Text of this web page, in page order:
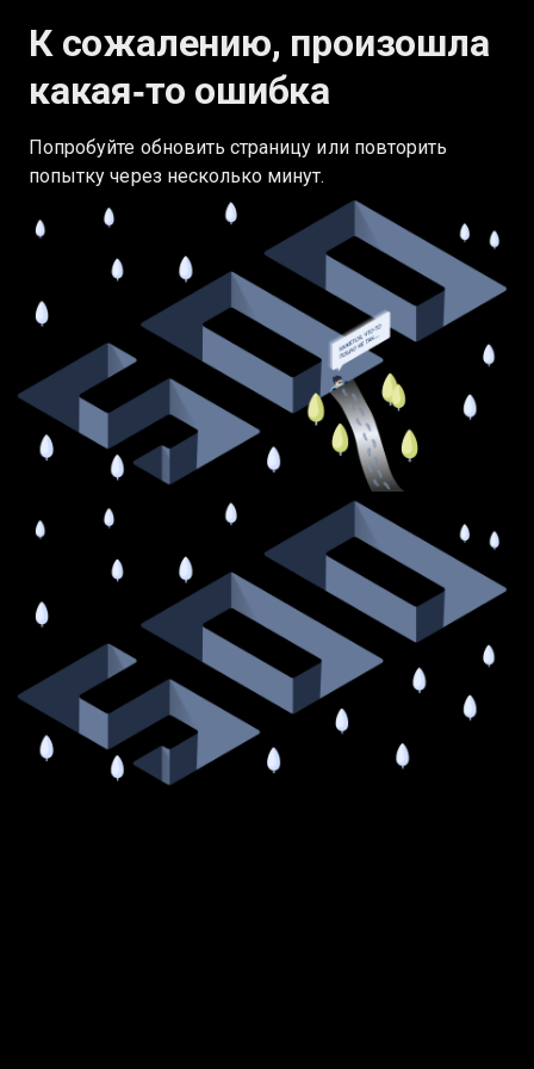
К сожалению, произошла
какая‑то ошибка
Попробуйте обновить страницу или повторить
попытку через несколько минут.